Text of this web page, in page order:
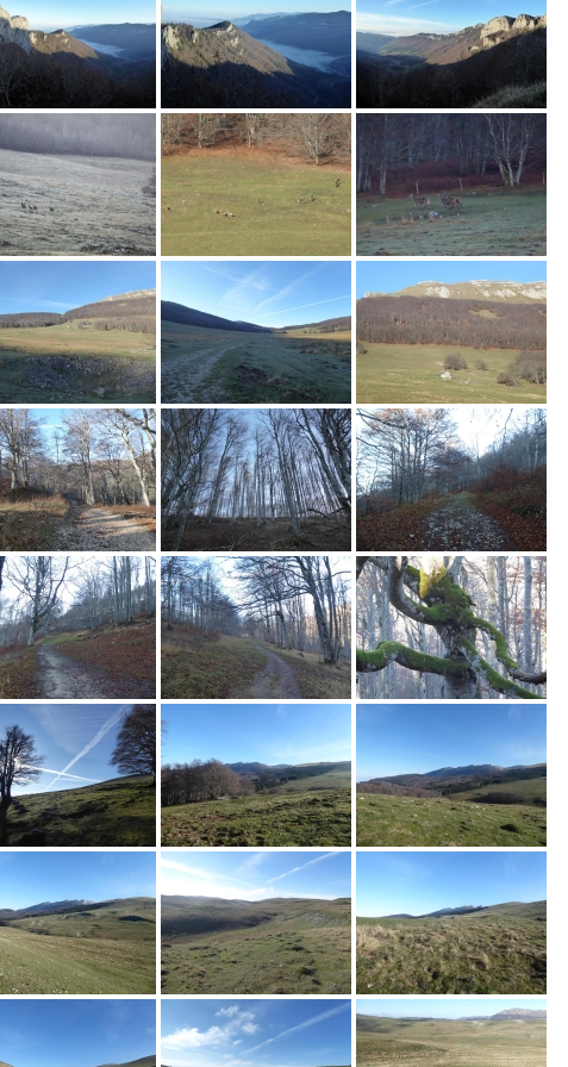
Luzet
RANDONNÉES
Bollène, ses lacs et ses carrières, ses
anciennes usines